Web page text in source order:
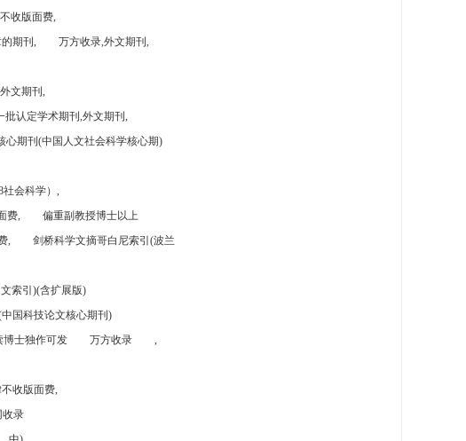
收版面费,
期刊,
万方收录,外文期刊,
文期刊,
批认定学术期刊,外文期刊,
心期刊(中国人文社会科学核心期)
社会科学）,
费,
偏重副教授博士以上
,
剑桥科学文摘哥白尼索引(波兰
索引)(含扩展版)
国科技论文核心期刊)
博士独作可发 万方收录
,
收版面费,
收录